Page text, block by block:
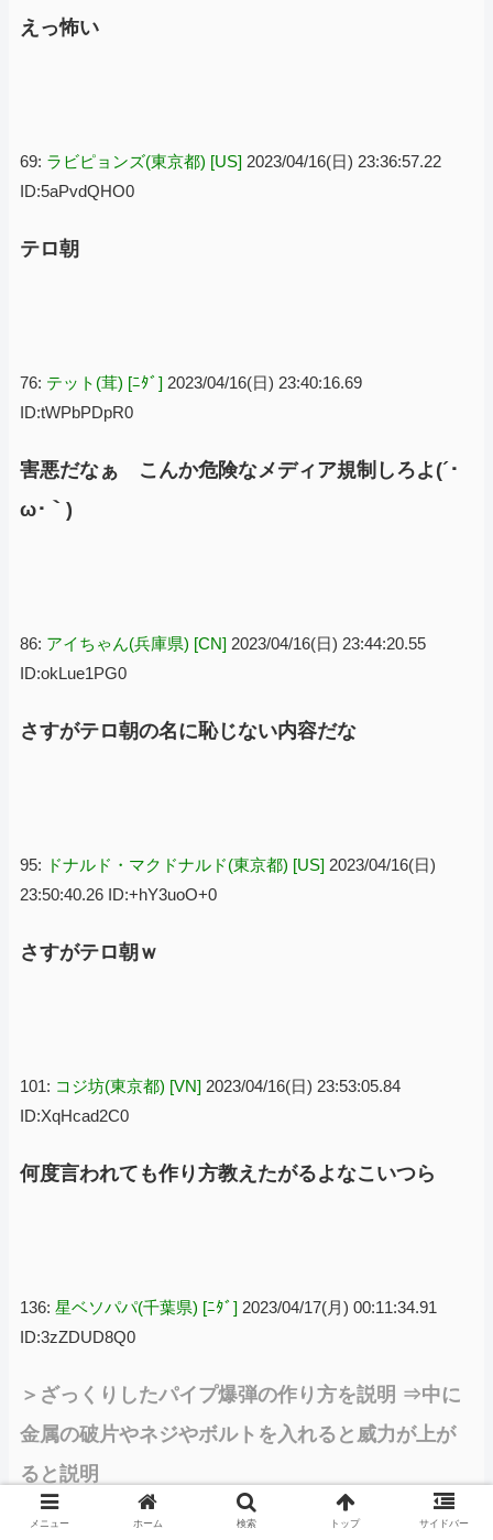
えっ怖い
69: ラビピョンズ(東京都) [US] 2023/04/16(日) 23:36:57.22
ID:5aPvdQHO0
テロ朝
76: テット(茸) [ﾆﾀﾞ] 2023/04/16(日) 23:40:16.69
ID:tWPbPDpR0
害悪だなぁ こんか危険なメディア規制しろよ(´･
ω･｀)
86: アイちゃん(兵庫県) [CN] 2023/04/16(日) 23:44:20.55
ID:okLue1PG0
さすがテロ朝の名に恥じない内容だな
95: ドナルド・マクドナルド(東京都) [US] 2023/04/16(日)
23:50:40.26 ID:+hY3uoO+0
さすがテロ朝ｗ
101: コジ坊(東京都) [VN] 2023/04/16(日) 23:53:05.84
ID:XqHcad2C0
何度言われても作り方教えたがるよなこいつら
136: 星ベソパパ(千葉県) [ﾆﾀﾞ] 2023/04/17(月) 00:11:34.91
ID:3zZDUD8Q0
＞ざっくりしたパイプ爆弾の作り方を説明 ⇒中に
金属の破片やネジやボルトを入れると威力が上が
ると説明
メニュー ホーム 検索 トップ サイドバー